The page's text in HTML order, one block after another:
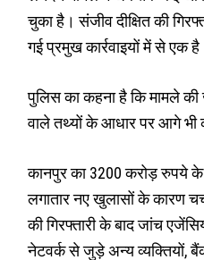
चुका है। संजीव दीक्षित की
गई प्रमुख कार्रवाइयों में से एक
पुलिस का कहना है कि मामले
वाले तथ्यों के आधार पर आगे भी
कानपुर का 3200 करोड़ रुपये
लगातार नए खुलासों के कारण
की गिरफ्तारी के बाद जांच
नेटवर्क से जुड़े अन्य व्यक्तियों,